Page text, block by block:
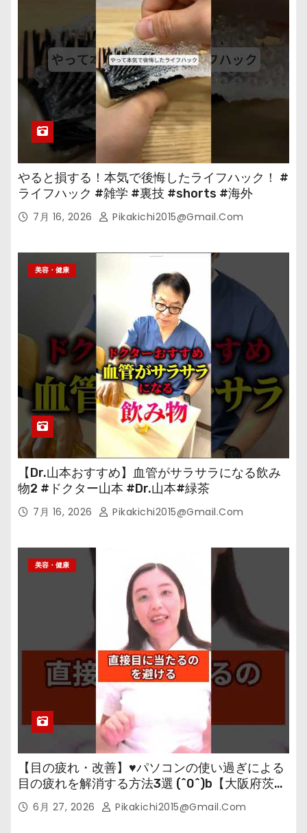
やると損する！本気で後悔したライフハック！ #
ライフハック #雑学 #裏技 #shorts #海外
7月 16, 2026 Pikakichi2015@gmail.com
美容・健康
【Dr.山本おすすめ】血管がサラサラになる飲み
物2 #ドクター山本 #Dr.山本#緑茶
7月 16, 2026 Pikakichi2015@gmail.com
美容・健康
【目の疲れ・改善】♥パソコンの使い過ぎによる
目の疲れを解消する方法3選 (^0^)b【大阪府茨木
市の女性・美容鍼灸・整体師が教えます。】
6月 27, 2026 Pikakichi2015@gmail.com